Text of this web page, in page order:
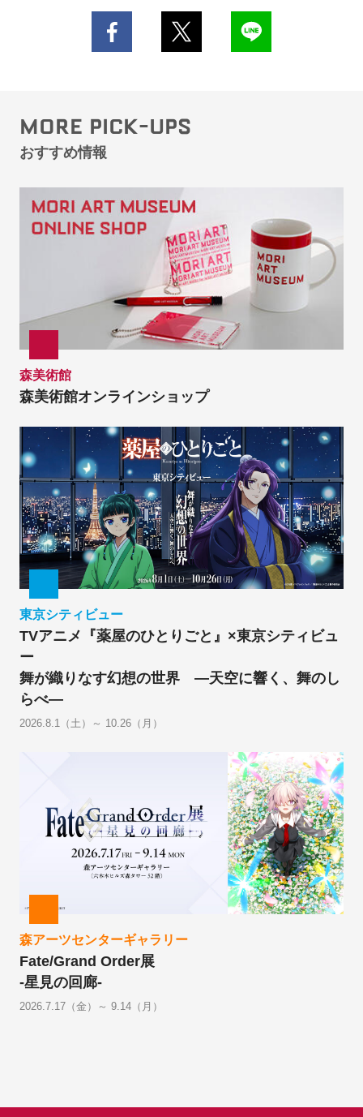
MORE PICK-UPS
おすすめ情報
森美術館
森美術館オンラインショップ
東京シティビュー
TVアニメ『薬屋のひとりごと』×東京シティビュ
ー
舞が織りなす幻想の世界 ―天空に響く、舞のし
らべ―
2026.8.1（土）～ 10.26（月）
森アーツセンターギャラリー
Fate/Grand Order展
-星見の回廊-
2026.7.17（金）～ 9.14（月）